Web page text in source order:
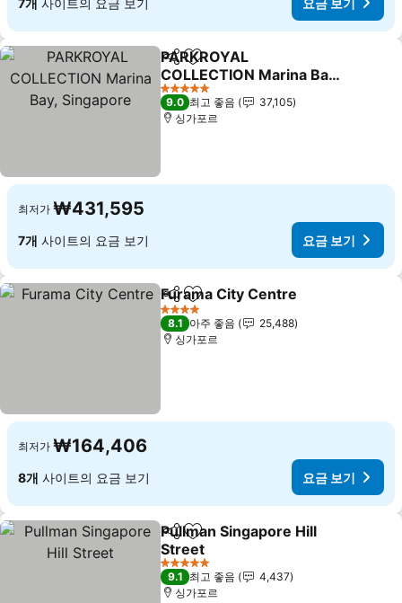
공유 즐겨찾기에 추가
PARKROYAL
COLLECTION Marina Bay,
Singapore
요금 보기
5 성급
9.0 최고 좋음
37,105
싱가포르
최저가 ₩431,595
7개 사이트의 요금 보기 요금 보기
공유 즐겨찾기에 추가
Furama City Centre
4 성급
8.1 아주 좋음
25,488
싱가포르
최저가 ₩164,406
8개 사이트의 요금 보기 요금 보기
공유 즐겨찾기에 추가
Pullman Singapore Hill
Street
요금 보기
5 성급
9.1 최고 좋음
4,437
싱가포르